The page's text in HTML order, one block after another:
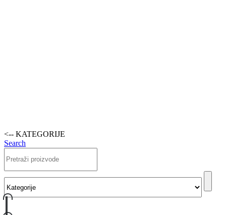
<-- KATEGORIJE
Search